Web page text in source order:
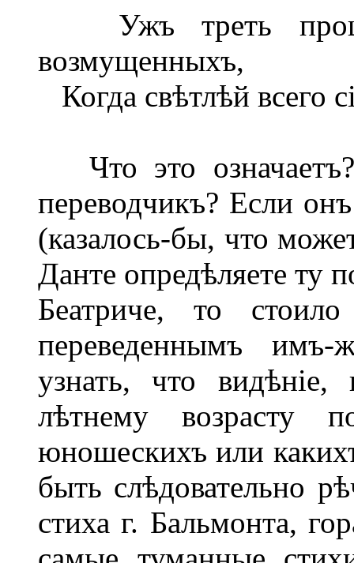
Ужъ треть
возмущенныхъ,
Когда свѣтлѣй всего
Что это
переводчикъ? Если
(казалось-бы, что
Данте опредѣляете ту
Беатриче, то
переведеннымъ
узнать, что
лѣтнему возрасту
юношескихъ или
быть слѣдовательно
стиха г. Бальмонта,